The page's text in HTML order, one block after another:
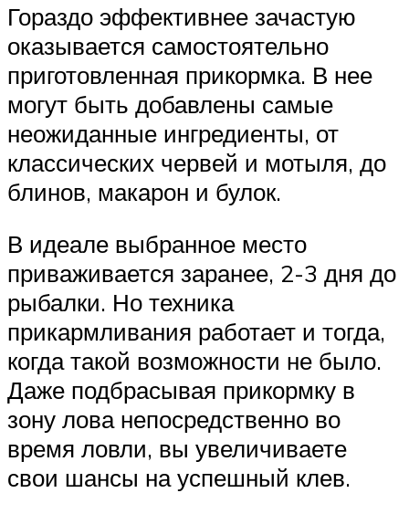
Гораздо эффективнее зачастую
оказывается самостоятельно
приготовленная прикормка. В нее
могут быть добавлены самые
неожиданные ингредиенты, от
классических червей и мотыля, до
блинов, макарон и булок.
В идеале выбранное место
приваживается заранее, 2-3 дня до
рыбалки. Но техника
прикармливания работает и тогда,
когда такой возможности не было.
Даже подбрасывая прикормку в
зону лова непосредственно во
время ловли, вы увеличиваете
свои шансы на успешный клев.